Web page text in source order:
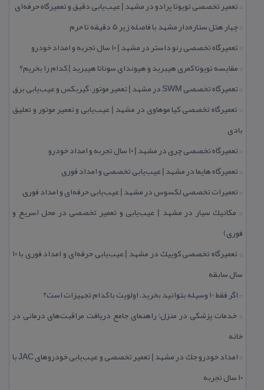
:: تعمیر تخصصی تویوتا پرادو در مشهد | عیب‌یابی دقیق و تعمیرگاه حرفه‌ای
::چهار هتل‌ ستاره‌دار مشهد با فاصله زیر 5 دقیقه تا حرم
:: تعمیرگاه تخصصی رنو داستر در مشهد | ۱۰ سال تجربه و امداد خودرو
:: مقایسه تویوتا كمری هیبرید و هیوندای سوناتا هیبرید | كدام را بخریم؟
:: تعمیرگاه تخصصی SWM در مشهد | تعمیر موتور، گیربكس و عیب‌یابی برق
:: تعمیرگاه تخصصی كیا موهاوی در مشهد | عیب‌یابی و تعمیر موتور و تعلیق
بادی
:: تعمیرگاه تخصصی چری در مشهد | ۱۰ سال تجربه و امداد خودرو
:: تعمیرگاه هایما در مشهد | عیب‌یابی تخصصی و امداد فوری
:: تعمیرات تخصصی لكسوس در مشهد | عیب‌یابی حرفه‌ای و امداد فوری
:: مكانیك سیار در مشهد | عیب‌یابی و تعمیر تخصصی در محل (سریع و
فوری)
::
تعمیرگاه تخصصی كوییك در مشهد | عیب‌یابی حرفه‌ای و امداد فوری با ۱۰
سال سابقه
:: اگر فقط 10 وسیله بتوانید بخرید، اولویت با كدام تجهیزات است؟
:: خدمات پزشكی در منزل؛ راهنمای جامع دریافت مراقبت‌های درمانی در
خانه
::
امداد خودرو جك در مشهد | تعمیر تخصصی و عیب‌یابی خودروهای JAC با
۱۰ سال تجربه